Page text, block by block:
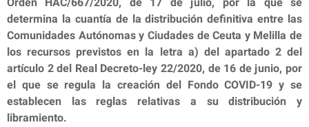
determina la cuantía de la distribución definitiva entre las
Comunidades Autónomas y Ciudades de Ceuta y Melilla de
los recursos previstos en la letra a) del apartado 2 del
artículo 2 del Real Decreto-ley 22/2020, de 16 de junio, por
el que se regula la creación del Fondo COVID-19 y se
establecen las reglas relativas a su distribución y
libramiento.